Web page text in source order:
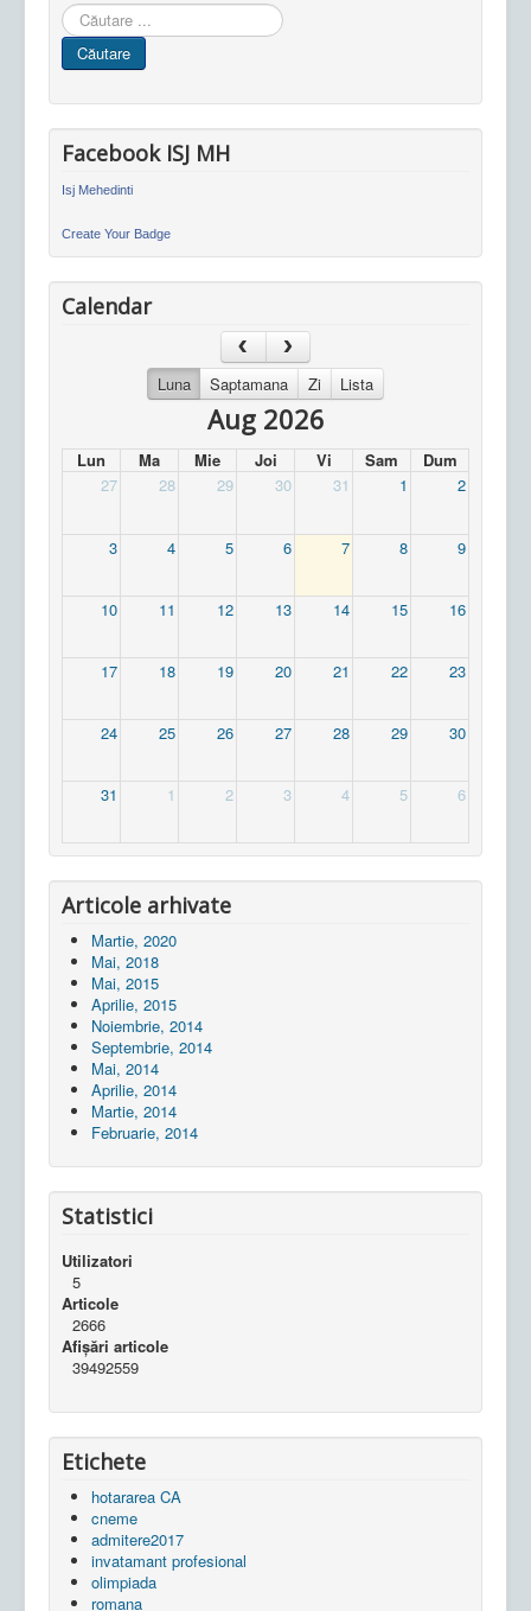
Cauta
in
site
Căutare
Facebook ISJ MH
Isj Mehedinti
Create Your Badge
Calendar
Luna Saptamana Zi Lista
Aug 2026
Lun Ma Mie Joi Vi Sam
Dum
27
28 29 30 31 1 2
3 4 5 6 7 8 9
10 11 12 13 14 15 16
17 18 19 20 21 22 23
24 25 26 27 28 29 30
31 1 2 3 4 5 6
Articole arhivate
Martie, 2020
Mai, 2018
Mai, 2015
Aprilie, 2015
Noiembrie, 2014
Septembrie, 2014
Mai, 2014
Aprilie, 2014
Martie, 2014
Februarie, 2014
Statistici
Utilizatori
5
Articole
2666
Afișări articole
39492559
Etichete
hotararea CA
cneme
admitere2017
invatamant profesional
olimpiada
romana